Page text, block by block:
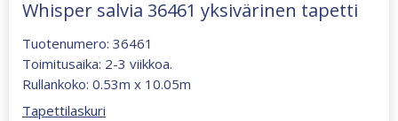
Whisper salvia 36461 yksivärinen tapetti
Tuotenumero: 36461
Toimitusaika: 2-3 viikkoa.
Rullankoko: 0.53m x 10.05m
Tapettilaskuri